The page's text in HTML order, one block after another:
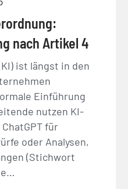
nach Artikel 4
ist längst in den
Einführung
nutzen KI-
für
oder Analysen,
(Stichwort